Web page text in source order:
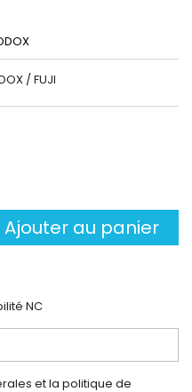
/ FUJI
Ajouter au panier
NC
et la politique de